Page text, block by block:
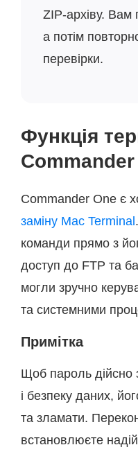
ZIP-архіву. Вам
а потім
перевірки.
Функція
Commander One є
заміну Mac Terminal
команди прямо з
доступ до FTP та
могли зручно
та системними
Примітка
Щоб пароль дійсно
і безпеку даних,
та зламати.
встановлюєте